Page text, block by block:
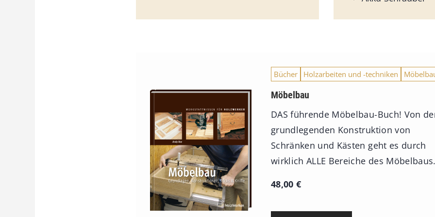
Bücher Holzarbeiten und -techniken
Möbelbau
DAS führende Möbelbau-Buch! Von
grundlegenden Konstruktion von
Schränken und Kästen geht es durch
wirklich ALLE Bereiche des Möbelbaus.
48,00 €